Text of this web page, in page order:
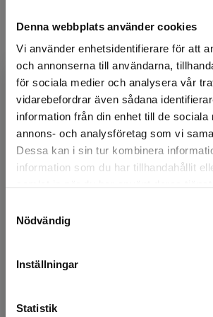
Denna webbplats använder cookies
Vi använder enhetsidentifierare för att
och annonserna till användarna,
för sociala medier och analysera vår
vidarebefordrar även sådana
information från din enhet till de sociala
annons- och analysföretag som vi
Dessa kan i sin tur kombinera
information som du har tillhandahållit
Nödvändig
Inställningar
Statistik
Begränsad
Det verkar som att du besöker
studentlitteratur.se via en enhet
Vi erbjuder inte leveranser utanför
att kunna slutföra ett köp måste
Erik Berntson
Erik Berntson är professor i
ledning vid Försvarshögskolan.
förutsättningar för chefs- och
organisering och...